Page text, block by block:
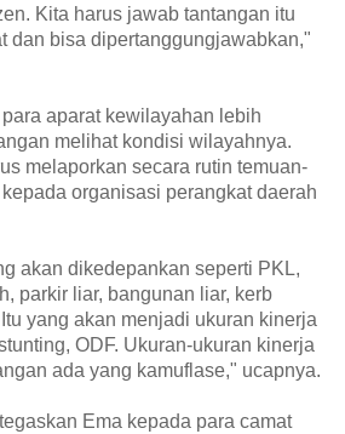
Kita harus jawab tantangan itu
dan bisa dipertanggungjawabkan,"
aparat kewilayahan lebih
melihat kondisi wilayahnya.
melaporkan secara rutin temuan-
organisasi perangkat daerah
akan dikedepankan seperti PKL,
parkir liar, bangunan liar, kerb
yang akan menjadi ukuran kinerja
ODF. Ukuran-ukuran kinerja
ada yang kamuflase," ucapnya.
Ema kepada para camat